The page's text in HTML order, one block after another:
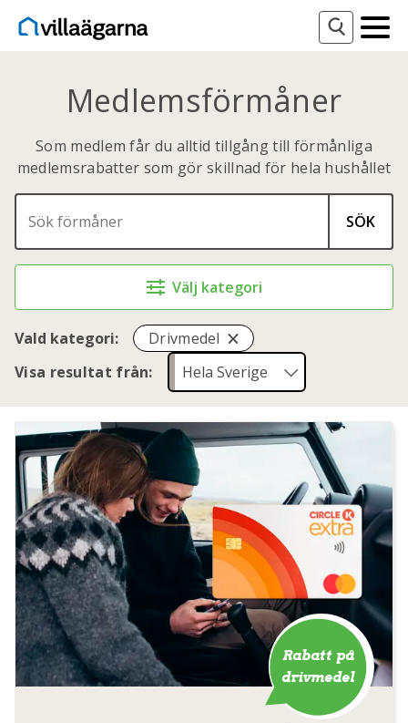
Medlemsförmåner
Som medlem får du alltid tillgång till förmånliga
medlemsrabatter som gör skillnad för hela hushållet
SÖK
Välj kategori
Vald kategori:
Drivmedel
Visa resultat från:
Rabatt på
drivmedel